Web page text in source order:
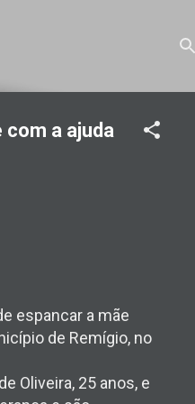
a ajuda
espancar a mãe
de Remígio, no
Oliveira, 25 anos, e